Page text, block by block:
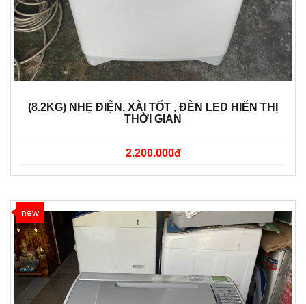
(8.2KG) NHẸ ĐIỆN, XÀI TỐT , ĐÈN LED HIỂN THỊ
THỜI GIAN
2.200.000đ
new